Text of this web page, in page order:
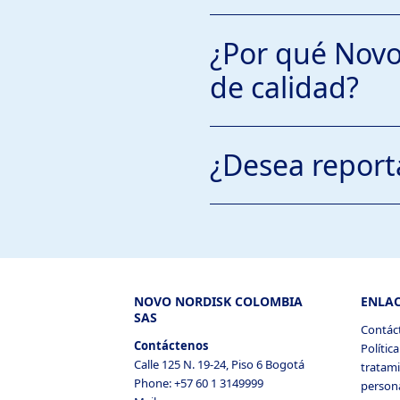
El dispositivo se
El contenido del
La descripción de la
presentó el mismo
una manipulación del
El número de lote del
Si la muestra está
¿Por qué
de calidad?
¿Desea
NOVO NORDISK COLOMBIA
SAS
Contáctenos
Calle 125 N. 19-24, Piso 6 Bogotá
Phone: +57 60 1 3149999